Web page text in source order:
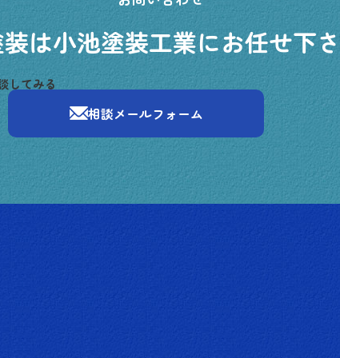
は小池塗装工業にお任せ下
してみる
相談メールフォーム